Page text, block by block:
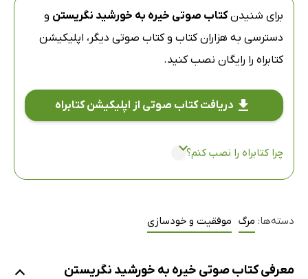
برای شنیدنکتاب صوتی خیره به خورشید نگریستن و
دسترسی به هزاران کتاب و کتاب صوتی دیگر، اپلیکیشن
کتابراه را رایگان نصب کنید.
دریافت کتاب صوتی از اپلیکیشن کتابراه
چرا کتابراه را نصب کنم؟
دسته‌ها: مرگ موفقیت و خودسازی
معرفی کتاب صوتی خیره به خورشید نگریستن